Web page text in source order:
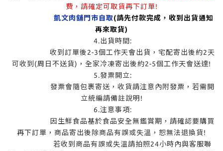
費，請確定可取貨再下訂單!
凱文肉舖門市自取(請先付款完成，收到出貨通知
再來取貨)
4.出貨時間:
收到訂單後2-3個工作天會出貨，宅配寄出後約2天
可收到(周日不送貨)，全家冷凍寄出後約2-5個工作天會送達!
5.發票開立:
發票會隨包裹寄送，收貨請注意內附發票，若需開
立統編請備註說明!
6.注意事項:
因生鮮食品基於食品安全無鑑賞期，請確認要購買
再下訂單，商品寄出後除商品有誤或失溫，恕無法退換貨!
若收到商品有誤或失溫請拍照24小時內與客服聯